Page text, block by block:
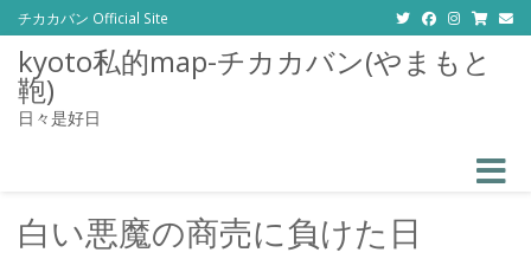
チカカバン Official Site
kyoto私的map-チカカバン(やまもと
鞄)
日々是好日
白い悪魔の商売に負けた日